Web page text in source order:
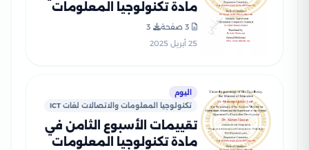
مادة تكنولوجيا المعلومات
الثالث الاعدادي الترم الثاني
3 صفحة
3
25 أبريل 2025
اليوم
تكنولوجيا المعلومات والاتصالات لغات ICT
تقييمات الأسبوع الثامن في
مادة تكنولوجيا المعلومات